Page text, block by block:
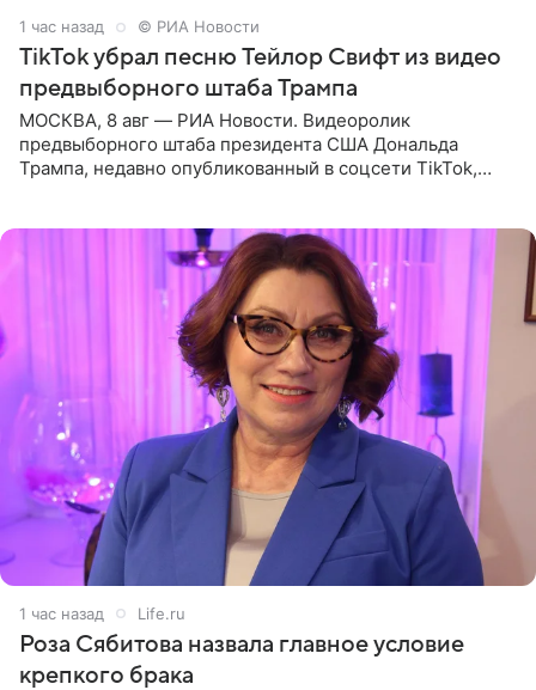
1 час назад © РИА Новости
TikTok убрал песню Тейлор Свифт из видео
предвыборного штаба Трампа
МОСКВА, 8 авг — РИА Новости. Видеоролик
предвыборного штаба президента США Дональда
Трампа, недавно опубликованный в соцсети TikTok,
1 час назад Life.ru
Роза Сябитова назвала главное условие
крепкого брака